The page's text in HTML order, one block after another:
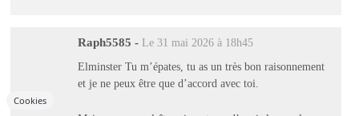
Raph5585 - Le 31 mai 2026 à 18h45
Elminster Tu m’épates, tu as un très bon raisonnement
et je ne peux être que d’accord avec toi.
Cookies